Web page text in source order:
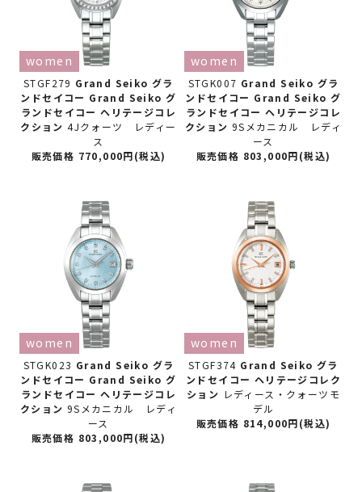
STGF279 Grand Seiko グラ
ンドセイコー Grand Seiko グ
ランドセイコー ヘリテージコレ
クション4Jクォーツ レディー
ス
women
販売価格 770,000円(税込)
STGK007 Grand Seiko グラ
ンドセイコー Grand Seiko グ
ランドセイコー ヘリテージコレ
クション 9Sメカニカル レディ
ース
women
販売価格 803,000円(税込)
STGK023 Grand Seiko グラ
ンドセイコー Grand Seiko グ
ランドセイコー ヘリテージコレ
クション 9Sメカニカル レディ
ース
women
販売価格 803,000円(税込)
STGF374 Grand Seiko グラ
ンドセイコー ヘリテージコレク
ション レディース・クォーツモ
デル
women
販売価格 814,000円(税込)